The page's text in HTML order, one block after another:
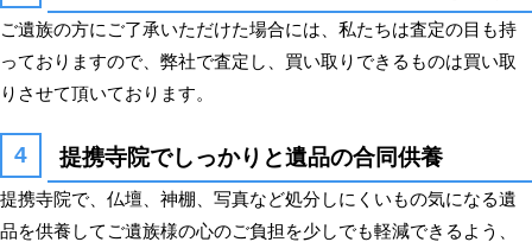
ご遺族の方にご了承いただけた場合には、私たちは査定の目も持
っておりますので、弊社で査定し、買い取りできるものは買い取
りさせて頂いております。
提携寺院でしっかりと遺品の合同供養
提携寺院で、仏壇、神棚、写真など処分しにくいもの気になる遺
品を供養してご遺族様の心のご負担を少しでも軽減できるよう、